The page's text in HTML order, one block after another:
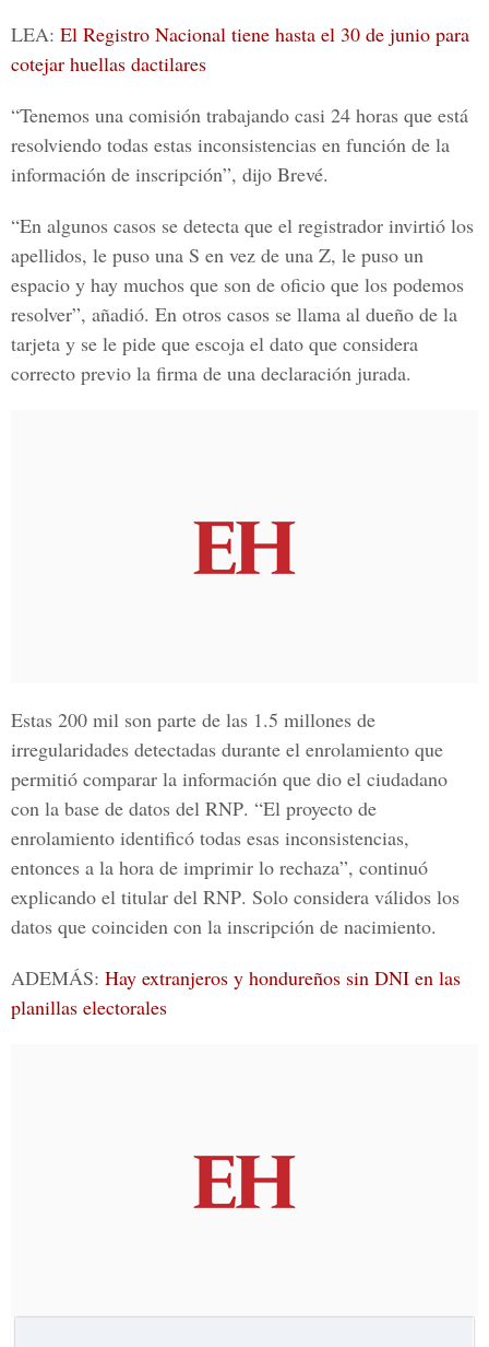
LEA: El Registro Nacional tiene hasta el 30 de junio para
cotejar huellas dactilares
“Tenemos una comisión trabajando casi 24 horas que está
resolviendo todas estas inconsistencias en función de la
información de inscripción”, dijo Brevé.
“En algunos casos se detecta que el registrador invirtió los
apellidos, le puso una S en vez de una Z, le puso un
espacio y hay muchos que son de oficio que los podemos
resolver”, añadió. En otros casos se llama al dueño de la
tarjeta y se le pide que escoja el dato que considera
correcto previo la firma de una declaración jurada.
Estas 200 mil son parte de las 1.5 millones de
irregularidades detectadas durante el enrolamiento que
permitió comparar la información que dio el ciudadano
con la base de datos del RNP. “El proyecto de
enrolamiento identificó todas esas inconsistencias,
entonces a la hora de imprimir lo rechaza”, continuó
explicando el titular del RNP. Solo considera válidos los
datos que coinciden con la inscripción de nacimiento.
ADEMÁS: Hay extranjeros y hondureños sin DNI en las
planillas electorales